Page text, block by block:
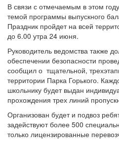
В связи с отмечаемым в этом
темой программы выпускного
Праздник пройдет на всей
до 6.00 утра 24 июня.
Руководитель ведомства также
обеспечении безопасности
сообщил о тщательной,
территории Парка Горького.
школьнику будет выдан
прохождения трех линий
Организован будет и подвоз
задействуют более 500
только лицензированные